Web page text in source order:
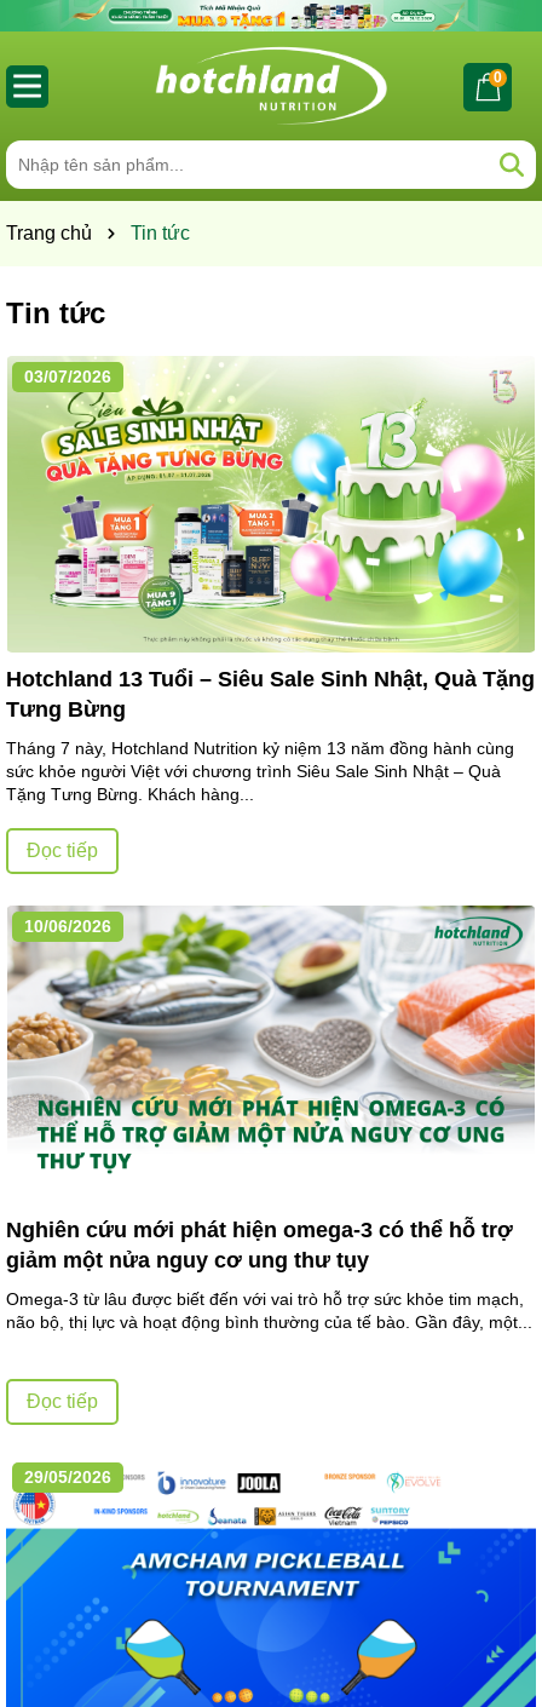
0
Trang chủ Tin tức
Tin tức
03/07/2026
Hotchland 13 Tuổi – Siêu Sale Sinh Nhật, Quà Tặng
Tưng Bừng
Tháng 7 này, Hotchland Nutrition kỷ niệm 13 năm đồng hành cùng
sức khỏe người Việt với chương trình Siêu Sale Sinh Nhật – Quà
Tặng Tưng Bừng. Khách hàng...
Đọc tiếp
10/06/2026
Nghiên cứu mới phát hiện omega-3 có thể hỗ trợ
giảm một nửa nguy cơ ung thư tụy
Omega-3 từ lâu được biết đến với vai trò hỗ trợ sức khỏe tim mạch,
não bộ, thị lực và hoạt động bình thường của tế bào. Gần đây, một...
Đọc tiếp
29/05/2026